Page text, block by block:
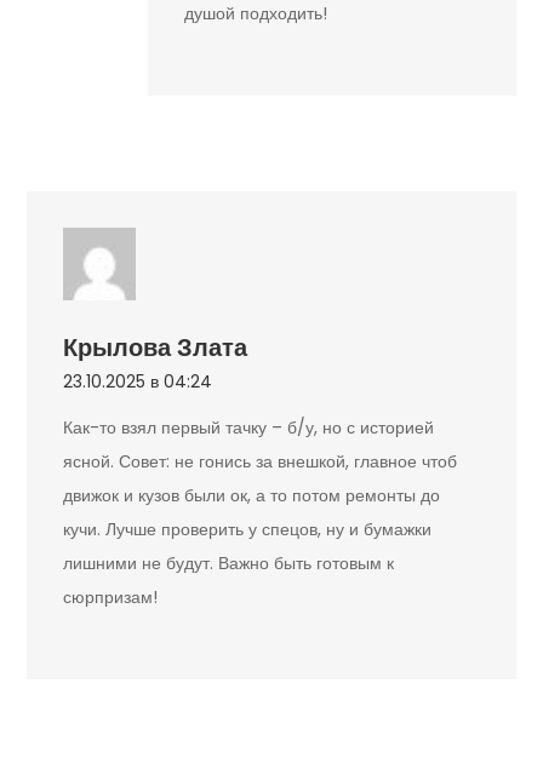
душой подходить!
Крылова Злата
23.10.2025 в 04:24
Как-то взял первый тачку – б/у, но с историей
ясной. Совет: не гонись за внешкой, главное чтоб
движок и кузов были ок, а то потом ремонты до
кучи. Лучше проверить у спецов, ну и бумажки
лишними не будут. Важно быть готовым к
сюрпризам!